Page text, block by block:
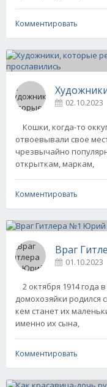
Комментировать
02.10.2023
отвоевывали свое
чрезвычайно
открыткам, маркам,
Комментировать
Враг
01.10.2023
2 октября 1914 года
домохозяйки родился
кем станет их
именно их сына,
Комментировать